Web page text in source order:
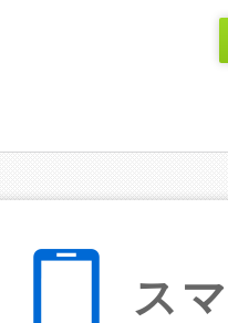
ス